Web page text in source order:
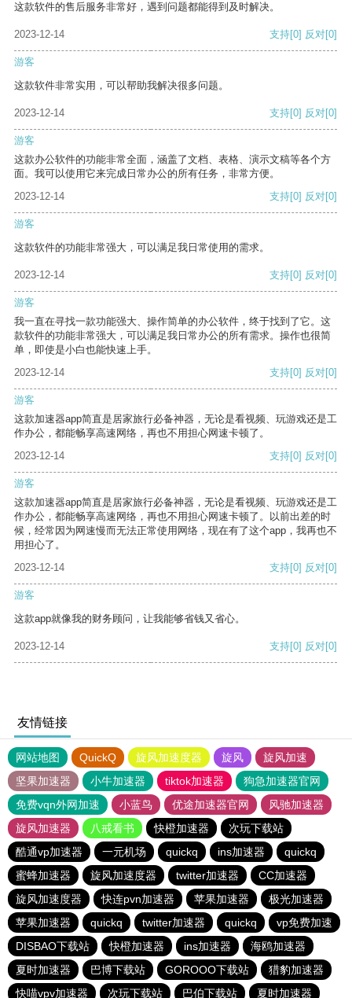
这款软件的售后服务非常好，遇到问题都能得到及时解决。
2023-12-14 支持[0] 反对[0]
游客
这款软件非常实用，可以帮助我解决很多问题。
2023-12-14 支持[0] 反对[0]
游客
这款办公软件的功能非常全面，涵盖了文档、表格、演示文稿等各个方
面。我可以使用它来完成日常办公的所有任务，非常方便。
2023-12-14
支持[0] 反对[0]
游客
这款软件的功能非常强大，可以满足我日常使用的需求。
2023-12-14 支持[0] 反对[0]
游客
我一直在寻找一款功能强大、操作简单的办公软件，终于找到了它。这
款软件的功能非常强大，可以满足我日常办公的所有需求。操作也很简
单，即使是小白也能快速上手。
2023-12-14
支持[0] 反对[0]
游客
这款加速器app简直是居家旅行必备神器，无论是看视频、玩游戏还是工
作办公，都能畅享高速网络，再也不用担心网速卡顿了。
2023-12-14
支持[0] 反对[0]
游客
这款加速器app简直是居家旅行必备神器，无论是看视频、玩游戏还是工
作办公，都能畅享高速网络，再也不用担心网速卡顿了。以前出差的时
候，经常因为网速慢而无法正常使用网络，现在有了这个app，我再也不
用担心了。
2023-12-14
支持[0] 反对[0]
游客
这款app就像我的财务顾问，让我能够省钱又省心。
2023-12-14 支持[0] 反对[0]
友情链接
网站地图 QuickQ 旋风加速度器 旋风
旋风加速
坚果加速器
小牛加速器 tiktok加速器
狗急加速器官网
免费vqn外网加速
小蓝鸟 优途加速器官网
风驰加速器
旋风加速器
八戒看书 快橙加速器
次玩下载站
酷通vp加速器
一元机场 quickq ins加速器
quickq
蜜蜂加速器
旋风加速度器 twitter加速器
CC加速器
旋风加速度器
快连pvn加速器 苹果加速器
极光加速器
苹果加速器
quickq twitter加速器 quickq
vp免费加速
DISBAO下载站
快橙加速器 ins加速器
海鸥加速器
夏时加速器
巴博下载站 GOROOO下载站
猎豹加速器
快喵vpv加速器
次玩下载站 巴伯下载站 夏时加速器